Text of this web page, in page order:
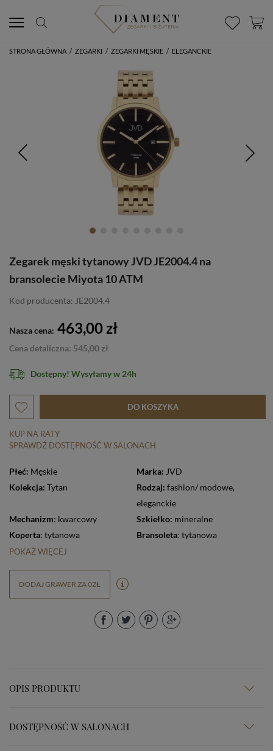
STRONA GŁÓWNA / ZEGARKI / ZEGARKI MĘSKIE / ELEGANCKIE
Zegarek męski tytanowy JVD JE2004.4 na
bransolecie Miyota 10 ATM
Kod producenta: JE2004.4
Nasza cena: 463,00 zł
Cena detaliczna: 545,00 zł
Dostępny! Wysyłamy w 24h
DO KOSZYKA
KUP NA RATY
SPRAWDŹ DOSTĘPNOŚĆ W SALONACH
Płeć: Męskie Marka: JVD
Kolekcja: Tytan Rodzaj: fashion/ modowe,
eleganckie
Mechanizm: kwarcowy Szkiełko: mineralne
Koperta: tytanowa Bransoleta: tytanowa
POKAŻ WIĘCEJ
DODAJ GRAWER ZA 0ZŁ
OPIS PRODUKTU
DOSTĘPNOŚĆ W SALONACH